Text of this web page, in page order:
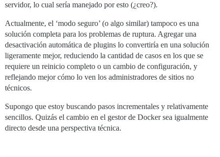
servidor, lo cual sería manejado por esto (¿creo?).
Actualmente, el ‘modo seguro’ (o algo similar) tampoco es una
solución completa para los problemas de ruptura. Agregar una
desactivación automática de plugins lo convertiría en una solución
ligeramente mejor, reduciendo la cantidad de casos en los que se
requiere un reinicio completo o un cambio de configuración, y
reflejando mejor cómo lo ven los administradores de sitios no
técnicos.
Supongo que estoy buscando pasos incrementales y relativamente
sencillos. Quizás el cambio en el gestor de Docker sea igualmente
directo desde una perspectiva técnica.